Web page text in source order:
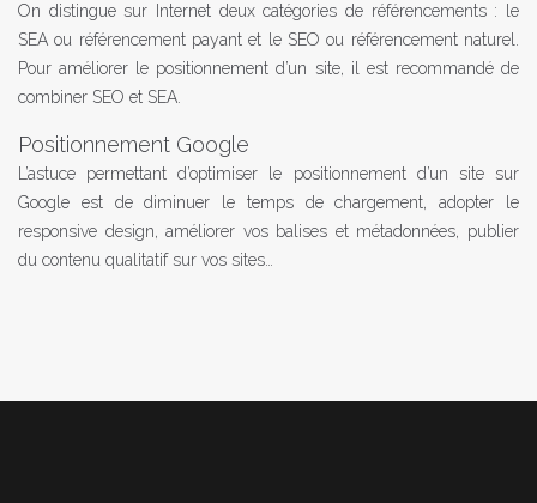
On distingue sur Internet deux catégories de référencements : le
SEA ou référencement payant et le SEO ou référencement naturel.
Pour améliorer le positionnement d’un site, il est recommandé de
combiner SEO et SEA.
Positionnement Google
L’astuce permettant d’optimiser le positionnement d’un site sur
Google est de diminuer le temps de chargement, adopter le
responsive design, améliorer vos balises et métadonnées, publier
du contenu qualitatif sur vos sites…